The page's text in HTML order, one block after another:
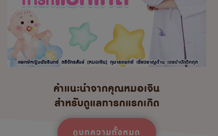
คำแนะนำจากคุณหมอเจิน
สำหรับดูแลทารกแรกเกิด
ดูบทความทั้งหมด